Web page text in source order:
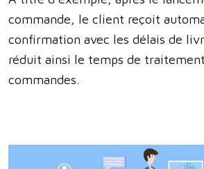
commande, le client reçoit
confirmation avec les délais de
réduit ainsi le temps de
commandes.